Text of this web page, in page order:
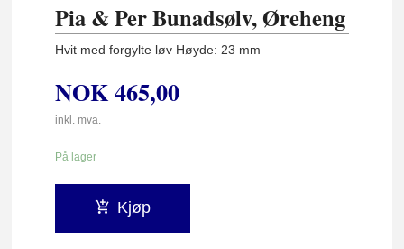
Pia & Per Bunadsølv, Øreheng
Hvit med forgylte løv Høyde: 23 mm
NOK465,00
inkl. mva.
På lager
Kjøp